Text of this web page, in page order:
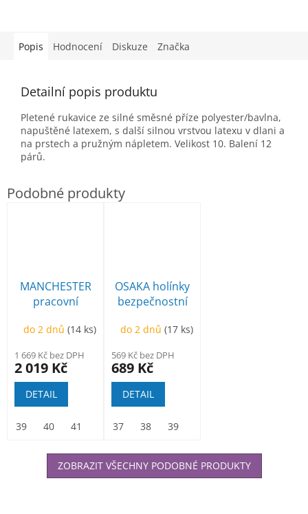
Popis Hodnocení Diskuze Značka
Detailní popis produktu
Pletené rukavice ze silné směsné příze polyester/bavlna,
napuštěné latexem, s další silnou vrstvou latexu v dlani a
na prstech a pružným nápletem. Velikost 10. Balení 12
párů.
MANCHESTER
pracovní
do 2 dnů(14 ks)
1 669 Kč bez DPH
2 019 Kč
DETAIL
39 40 41
OSAKA holínky
bezpečnostní
do 2 dnů(17 ks)
569 Kč bez DPH
689 Kč
DETAIL
37 38 39
ZOBRAZIT VŠECHNY PODOBNÉ PRODUKTY